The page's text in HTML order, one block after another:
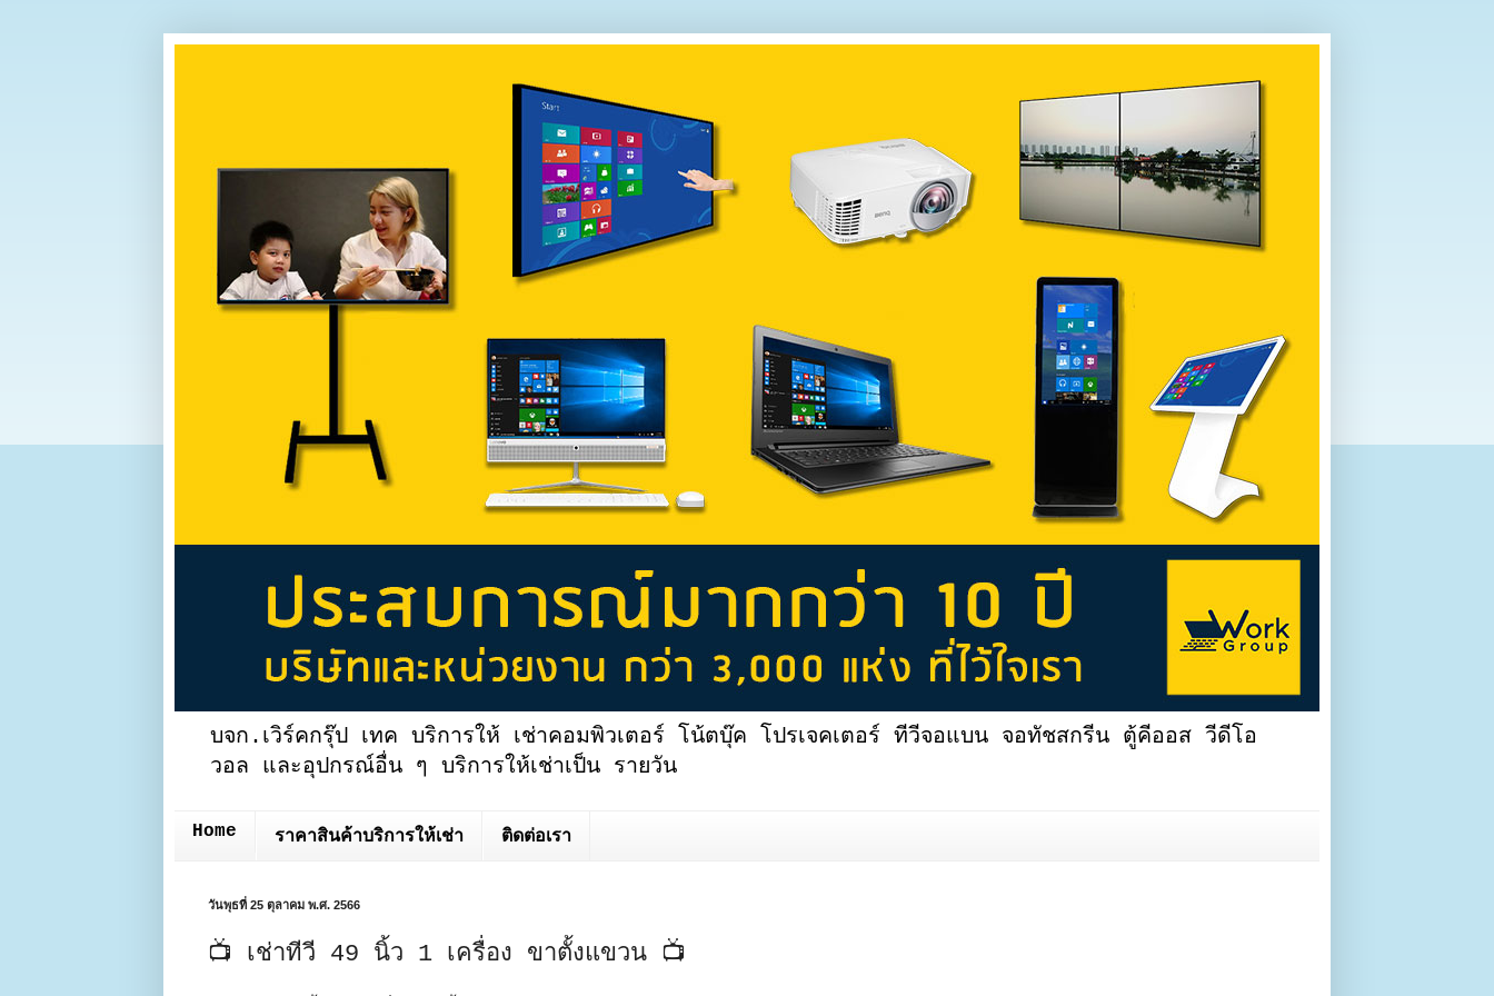
บจก.เวิร์คกรุ๊ป เทค บริการให้ เช่าคอมพิวเตอร์ โน้ตบุ๊ค โปรเจคเตอร์ ทีวีจอแบน จอทัชสกรีน ตู้คีออส วีดีโอ
วอล และอุปกรณ์อื่น ๆ บริการให้เช่าเป็น รายวัน
Home ราคาสินค้าบริการให้เช่า ติดต่อเรา
วันพุธที่ 25 ตุลาคม พ.ศ. 2566
📺 เช่าทีวี 49 นิ้ว 1 เครื่อง ขาตั้งแขวน 📺